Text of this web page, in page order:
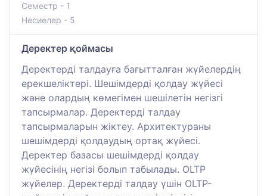
Семестр - 1
Несиелер - 5
Деректер қоймасы
Деректерді талдауға бағытталған жүйелердің
ерекшеліктері. Шешімдерді қолдау жүйесі
және олардың көмегімен шешілетін негізгі
тапсырмалар. Деректерді талдау
тапсырмаларын жіктеу. Архитектураны
шешімдерді қолдаудың ортақ жүйесі.
Деректер базасы шешімдерді қолдау
жүйесінің негізі болып табылады. OLTP
жүйелер. Деректерді талдау үшін OLTP-